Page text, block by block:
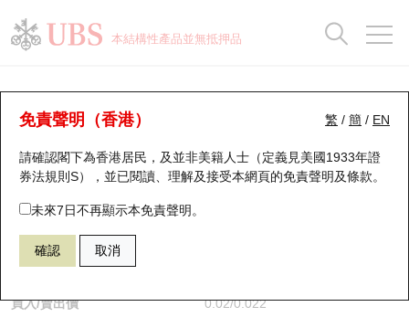
本結構性產品並無抵押品
繁 / 簡 / EN
免責聲明（香港）
請確認閣下為香港居民，及並非美籍人士（定義見美國1933年證
券法規則S），並已閱讀、理解及接受本網頁的免責聲明及條款。
未來7日不再顯示本免責聲明。
確認 取消
認股證分析儀
表現 街貨統計 比較
27928 瑞銀認購 0700 騰訊控股
$0.022 0.002
買入/賣出價 0.02/0.022
瑞銀認股證一覽
新發行瑞銀認股證
即將到期認股證
認股證到期結算價查詢
認股證分析儀
街貨統計
比較
牛熊全景快搜
牛熊證搜尋
牛熊證街貨分佈圖
正股牛熊證列表
新發行瑞銀牛熊證
街貨統計
比較
十大升幅/跌幅
十大認股證成交分佈
十天股證佔大市成交
資金流
街貨統計
正股分析儀
二十大活躍股份
恒指成份股
國指成份股
科指成份股
持股比重
顯示所有持股比重
每月輪證大市專題
輪證專欄
講座及教育短片
認股證投資者教育
牛熊證投資者教育